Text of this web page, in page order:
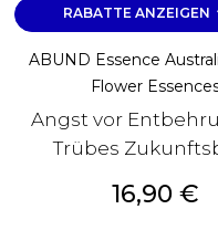
RABATTE ANZEIGEN
ABUND Essence
Flower
Angst vor
Trübes
Preis
16,90 €